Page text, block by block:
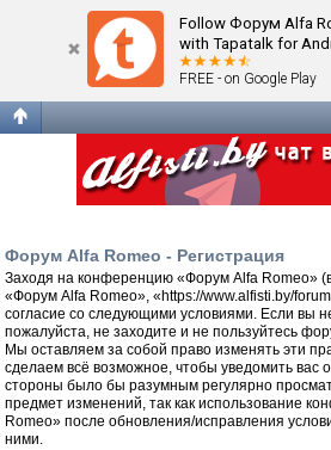
Follow Форум Alfa
with Tapatalk for
FREE - on Google Play
Регистрация
Форум Alfa Romeo - Регистрация
Заходя на конференцию «Форум Alfa Romeo»
«Форум Alfa Romeo», «https://www.alfisti.by/
согласие со следующими условиями. Если вы
пожалуйста, не заходите и не пользуйтесь
Мы оставляем за собой право изменять эти
сделаем всё возможное, чтобы уведомить вас
стороны было бы разумным регулярно
предмет изменений, так как использование
Romeo» после обновления/исправления
ними.